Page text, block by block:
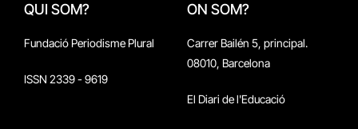
QUI SOM?
Fundació Periodisme Plural
ISSN 2339 - 9619
ON SOM?
Carrer Bailén 5, principal.
08010, Barcelona
El Diari de l'Educació